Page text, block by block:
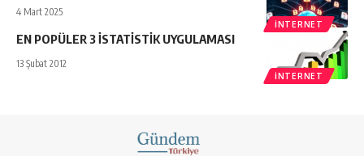
İNTERNET
4 Mart 2025
İNTERNET
EN POPÜLER 3 İSTATİSTİK UYGULAMASI
13 Şubat 2012